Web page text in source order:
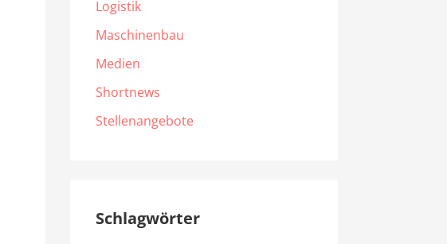
Logistik
Maschinenbau
Medien
Shortnews
Stellenangebote
Schlagwörter